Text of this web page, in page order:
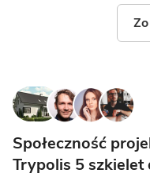
Społeczność
Trypolis 5